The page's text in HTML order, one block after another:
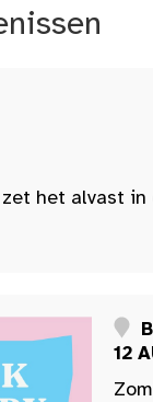
het alvast in
12